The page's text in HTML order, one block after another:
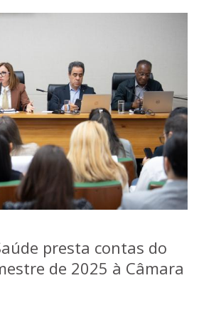
presta contas do
de 2025 à Câmara